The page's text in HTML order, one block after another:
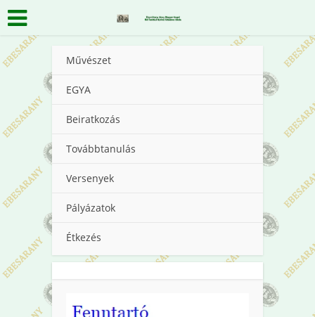
Művészet
EGYA
Beiratkozás
Továbbtanulás
Versenyek
Pályázatok
Étkezés